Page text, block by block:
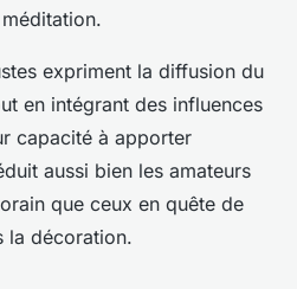
expriment la diffusion du
en intégrant des influences
capacité à apporter
aussi bien les amateurs
que ceux en quête de
la décoration.